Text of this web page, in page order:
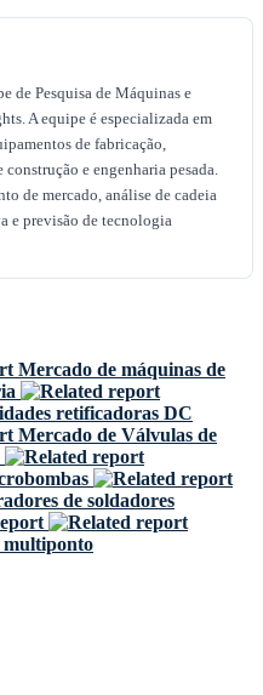
de Pesquisa de Máquinas e
A equipe é especializada em
de fabricação,
e engenharia pesada.
de mercado, análise de cadeia
e previsão de tecnologia
Mercado de máquinas de
retificadoras DC
Mercado de Válvulas de
de soldadores
multiponto